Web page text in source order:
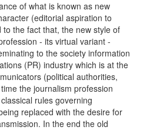
of what is known as new
(editorial aspiration to
the fact that, the new style of
- its virtual variant -
to the society information
(PR) industry which is at the
(political authorities,
the journalism profession
rules governing
replaced with the desire for
In the end the old